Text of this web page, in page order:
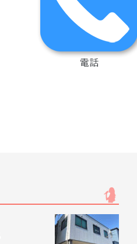
電話